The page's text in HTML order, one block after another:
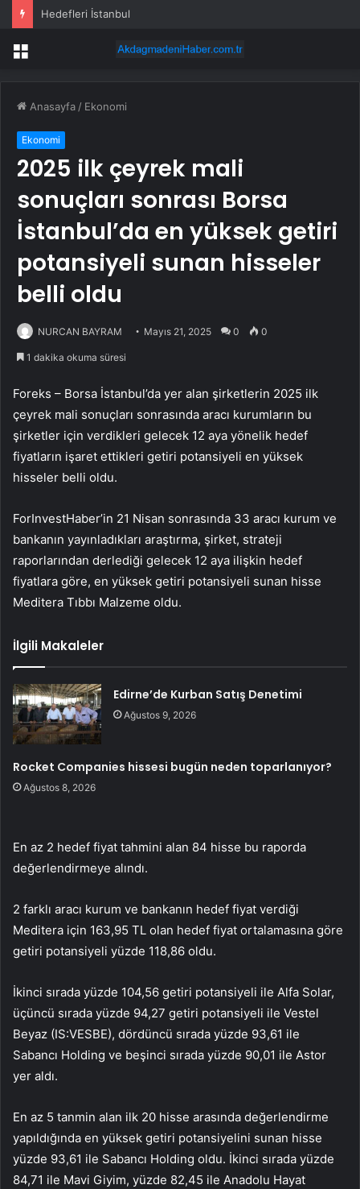
Hedefleri İstanbul
Menü
Anasayfa / Ekonomi
Ekonomi
2025 ilk çeyrek mali
sonuçları sonrası Borsa
İstanbul’da en yüksek getiri
potansiyeli sunan hisseler
belli oldu
NURCAN BAYRAM Mayıs 21, 2025 0 0
1 dakika okuma süresi
Foreks – Borsa İstanbul’da yer alan şirketlerin 2025 ilk
çeyrek mali sonuçları sonrasında aracı kurumların bu
şirketler için verdikleri gelecek 12 aya yönelik hedef
fiyatların işaret ettikleri getiri potansiyeli en yüksek
hisseler belli oldu.
ForInvestHaber’in 21 Nisan sonrasında 33 aracı kurum ve
bankanın yayınladıkları araştırma, şirket, strateji
raporlarından derlediği gelecek 12 aya ilişkin hedef
fiyatlara göre, en yüksek getiri potansiyeli sunan hisse
Meditera Tıbbı Malzeme oldu.
İlgili Makaleler
Edirne’de Kurban Satış Denetimi
Ağustos 9, 2026
Rocket Companies hissesi bugün neden toparlanıyor?
Ağustos 8, 2026
En az 2 hedef fiyat tahmini alan 84 hisse bu raporda
değerlendirmeye alındı.
2 farklı aracı kurum ve bankanın hedef fiyat verdiği
Meditera için 163,95 TL olan hedef fiyat ortalamasına göre
getiri potansiyeli yüzde 118,86 oldu.
İkinci sırada yüzde 104,56 getiri potansiyeli ile Alfa Solar,
üçüncü sırada yüzde 94,27 getiri potansiyeli ile Vestel
Beyaz (IS:VESBE), dördüncü sırada yüzde 93,61 ile
Sabancı Holding ve beşinci sırada yüzde 90,01 ile Astor
yer aldı.
En az 5 tanmin alan ilk 20 hisse arasında değerlendirme
yapıldığında en yüksek getiri potansiyelini sunan hisse
yüzde 93,61 ile Sabancı Holding oldu. İkinci sırada yüzde
84,71 ile Mavi Giyim, yüzde 82,45 ile Anadolu Hayat